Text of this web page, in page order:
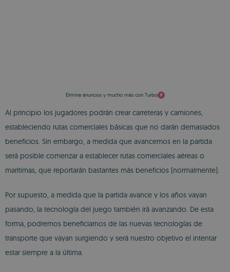
Elimina anuncios y mucho más con Turbo
Al principio los jugadores podrán crear carreteras y camiones,
estableciendo rutas comerciales básicas que no darán demasiados
beneficios. Sin embargo, a medida que avancemos en la partida
será posible comenzar a establecer rutas comerciales aéreas o
marítimas, que reportarán bastantes más beneficios (normalmente).
Por supuesto, a medida que la partida avance y los años vayan
pasando, la tecnología del juego también irá avanzando. De esta
forma, podremos beneficiarnos de las nuevas tecnologías de
transporte que vayan surgiendo y será nuestro objetivo el intentar
estar siempre a la última.